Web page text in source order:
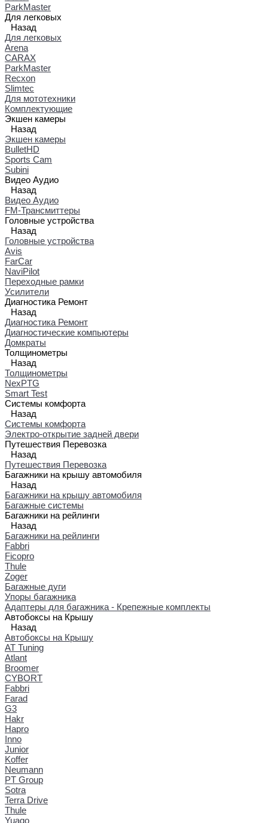
ParkMaster
Для легковых
Назад
Для легковых
Arena
CARAX
ParkMaster
Recxon
Slimtec
Для мототехники
Комплектующие
Экшен камеры
Назад
Экшен камеры
BulletHD
Sports Cam
Subini
Видео Аудио
Назад
Видео Аудио
FM-Трансмиттеры
Головные устройства
Назад
Головные устройства
Avis
FarCar
NaviPilot
Переходные рамки
Усилители
Диагностика Ремонт
Назад
Диагностика Ремонт
Диагностические компьютеры
Домкраты
Толщинометры
Назад
Толщинометры
NexPTG
Smart Test
Системы комфорта
Назад
Системы комфорта
Электро-открытие задней двери
Путешествия Перевозка
Назад
Путешествия Перевозка
Багажники на крышу автомобиля
Назад
Багажники на крышу автомобиля
Багажные системы
Багажники на рейлинги
Назад
Багажники на рейлинги
Fabbri
Ficopro
Thule
Zoger
Багажные дуги
Упоры багажника
Адаптеры для багажника - Крепежные комплекты
Автобоксы на Крышу
Назад
Автобоксы на Крышу
AT Tuning
Atlant
Broomer
CYBORT
Fabbri
Farad
G3
Hakr
Hapro
Inno
Junior
Koffer
Neumann
PT Group
Sotra
Terra Drive
Thule
Yuago